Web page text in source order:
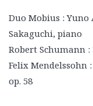
Duo Mobius :
Sakaguchi, piano
Robert Schumann :
Felix Mendelssohn
op. 58